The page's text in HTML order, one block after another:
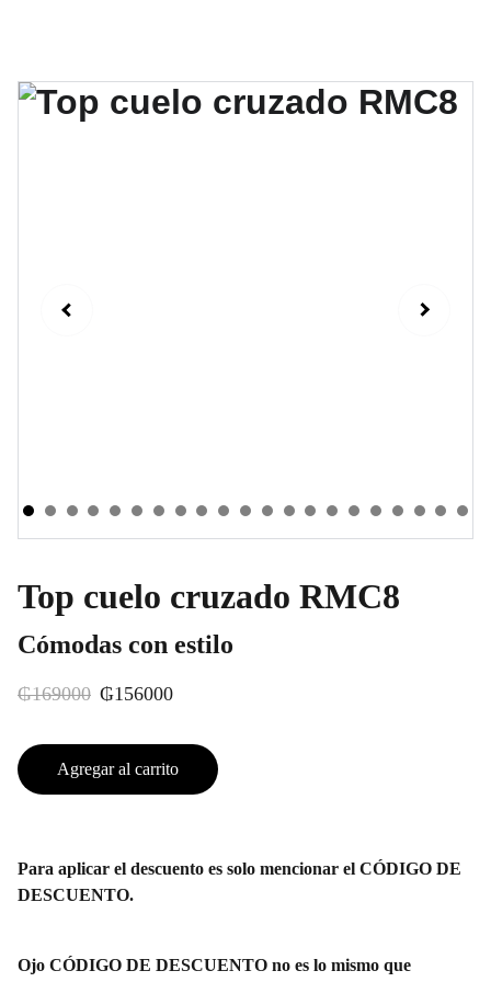
Top cuelo cruzado RMC8
Cómodas con estilo
₲169000 ₲156000
Agregar al carrito
Para aplicar el descuento es solo mencionar el CÓDIGO DE
DESCUENTO.
Ojo CÓDIGO DE DESCUENTO no es lo mismo que